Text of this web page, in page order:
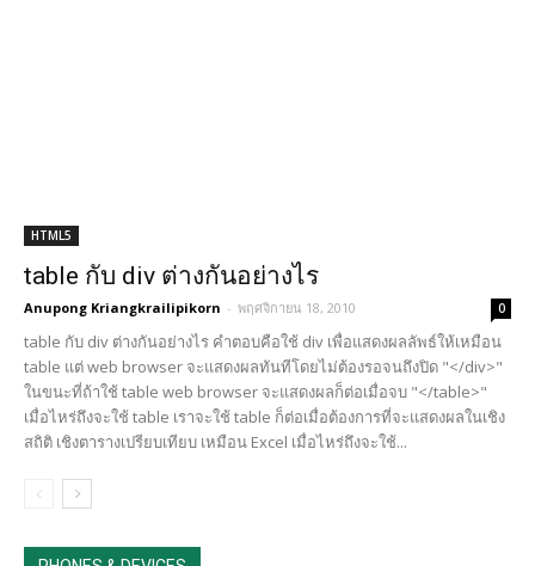
HTML5
table กับ div ต่างกันอย่างไร
Anupong Kriangkrailipikorn - พฤศจิกายน 18, 2010 0
table กับ div ต่างกันอย่างไร คำตอบคือใช้ div เพื่อแสดงผลลัพธ์ให้เหมือน
table แต่ web browser จะแสดงผลทันทีโดยไม่ต้องรอจนถึงปิด "</div>"
ในขนะที่ถ้าใช้ table web browser จะแสดงผลก็ต่อเมื่อจบ "</table>"
เมื่อไหร่ถึงจะใช้ table เราจะใช้ table ก็ต่อเมื่อต้องการที่จะแสดงผลในเชิง
สถิติ เชิงตารางเปรียบเทียบ เหมือน Excel เมื่อไหร่ถึงจะใช้...